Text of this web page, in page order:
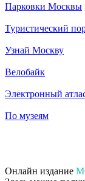
Парковки Москвы
Туристический
Узнай Москву
Велобайк
Электронный
По музеям
Онлайн издание